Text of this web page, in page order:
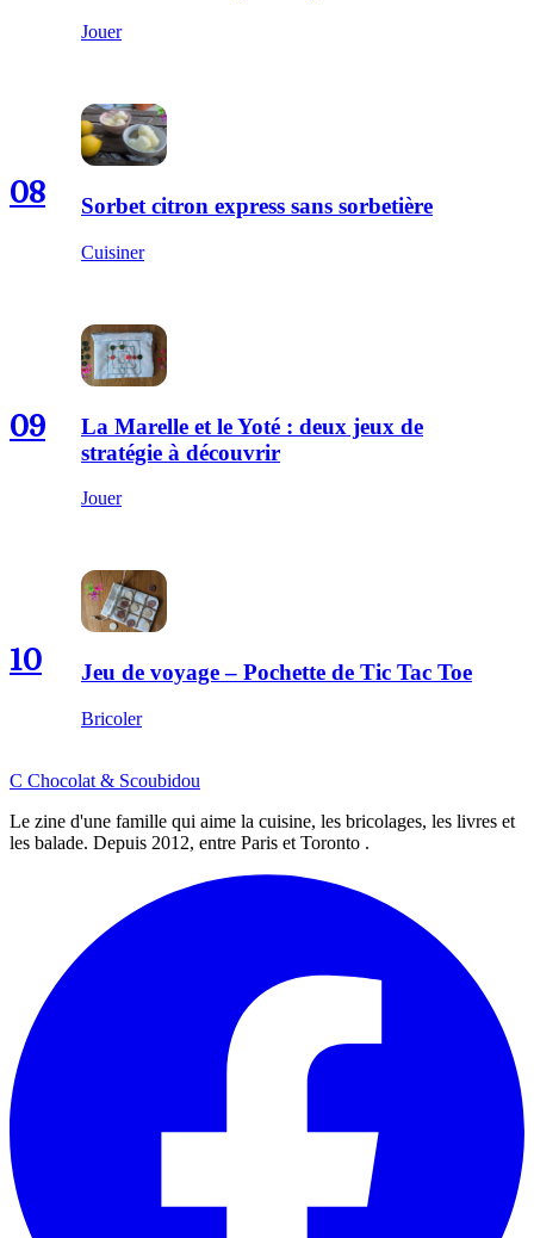
Jouer
08 Sorbet citron express sans sorbetière
Cuisiner
09
La Marelle et le Yoté : deux jeux de
stratégie à découvrir
Jouer
10 Jeu de voyage – Pochette de Tic Tac Toe
Bricoler
C Chocolat & Scoubidou
Le zine d'une famille qui aime la cuisine, les bricolages, les livres et
les balade. Depuis 2012, entre Paris et Toronto .